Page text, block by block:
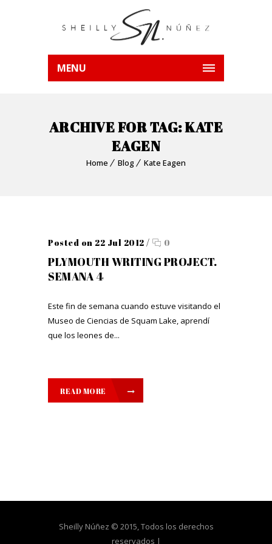
MENU
ARCHIVE FOR TAG: KATE
EAGEN
Home Blog Kate Eagen
Posted on 22 Jul 2012 / 0
PLYMOUTH WRITING PROJECT.
SEMANA 4
Este fin de semana cuando estuve visitando el
Museo de Ciencias de Squam Lake, aprendí
que los leones de...
READ MORE
Sheilly Núñez © 2015, Todos los derechos
reservados |